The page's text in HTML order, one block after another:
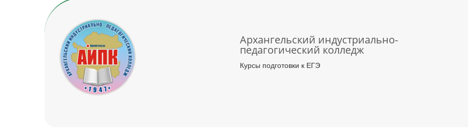
Архангельский индустриально-
педагогический колледж
Курсы подготовки к ЕГЭ